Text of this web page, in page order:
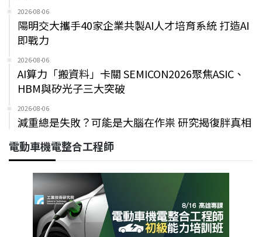
2026-08-06
陽明交大攜手40家企業共製AI人才培育系統 打造AI
即戰力
2026-08-06
AI算力「搬資料」卡關 SEMICON2026聚焦ASIC、
HBM與矽光子三大突破
2026-08-06
減重總是失敗？可能是大腦在作祟 研究揭復胖真相
電動車機電整合工程師